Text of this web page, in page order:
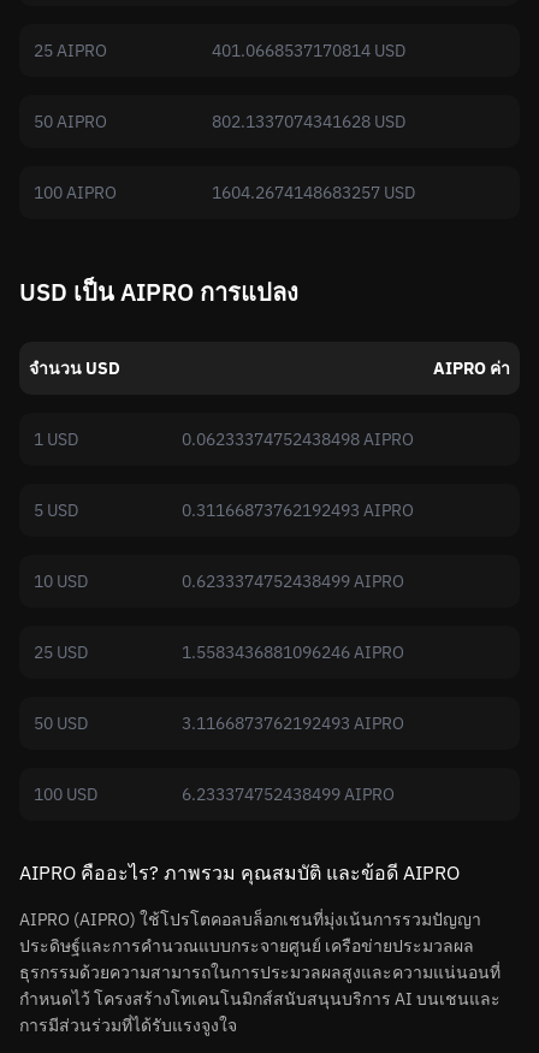
25 AIPRO 401.0668537170814 USD
50 AIPRO 802.1337074341628 USD
100 AIPRO 1604.2674148683257 USD
USD เป็น AIPRO การแปลง
จำนวน USD AIPRO ค่า
1 USD 0.06233374752438498 AIPRO
5 USD 0.31166873762192493 AIPRO
10 USD 0.6233374752438499 AIPRO
25 USD 1.5583436881096246 AIPRO
50 USD 3.1166873762192493 AIPRO
100 USD 6.233374752438499 AIPRO
AIPRO คืออะไร? ภาพรวม คุณสมบัติ และข้อดี AIPRO
AIPRO (AIPRO) ใช้โปรโตคอลบล็อกเชนที่มุ่งเน้นการรวมปัญญา
ประดิษฐ์และการคำนวณแบบกระจายศูนย์ เครือข่ายประมวลผล
ธุรกรรมด้วยความสามารถในการประมวลผลสูงและความแน่นอนที่
กำหนดไว้ โครงสร้างโทเคนโนมิกส์สนับสนุนบริการ AI บนเชนและ
การมีส่วนร่วมที่ได้รับแรงจูงใจ